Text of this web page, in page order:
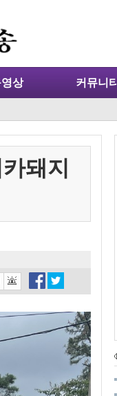
상 커뮤니티
돼지